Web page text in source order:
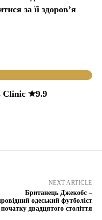
за її здоров’я
Clinic ★9.9
NEXT ARTICLE
Британець Джекобс –
одеський футболіст
початку двадцятого століття